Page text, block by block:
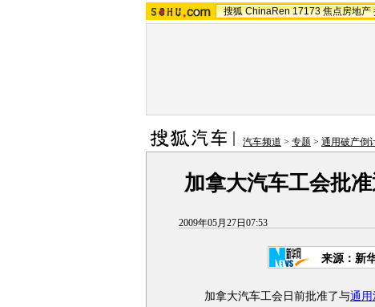
搜狐 ChinaRen 17173 焦点房地产
汽车频道 > 专题 > 通用破产倒
加拿大汽车工会批
2009年05月27日07:53
来源： 新
加拿大汽车工会日前批准了与通用